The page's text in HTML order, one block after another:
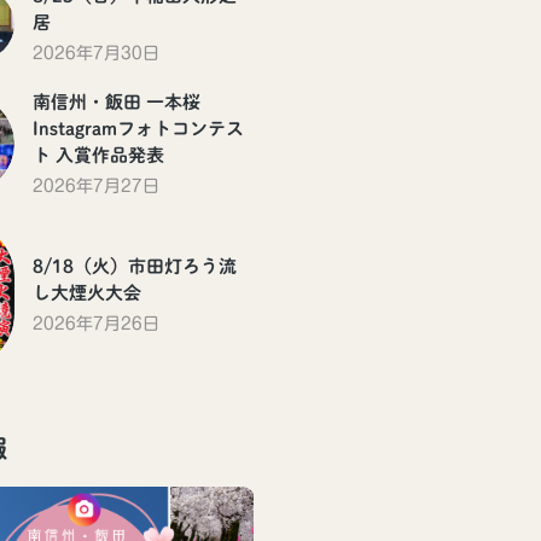
居
2026年7月30日
南信州・飯田 一本桜
Instagramフォトコンテス
ト 入賞作品発表
2026年7月27日
8/18（火）市田灯ろう流
し大煙火大会
2026年7月26日